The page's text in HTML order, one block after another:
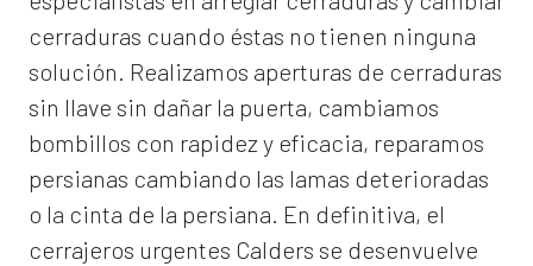
cerraduras cuando éstas no tienen ninguna
solución. Realizamos aperturas de cerraduras
sin llave sin dañar la puerta, cambiamos
bombillos con rapidez y eficacia, reparamos
persianas cambiando las lamas deterioradas
o la cinta de la persiana. En definitiva, el
cerrajeros urgentes Calders se desenvuelve